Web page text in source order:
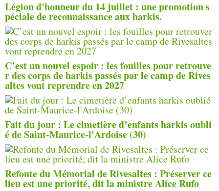
Légion d'honneur du 14 juillet : une promotion s
péciale de reconnaissance aux harkis.
C’est un nouvel espoir : les fouilles pour retrouve
r des corps de harkis passés par le camp de Rives
altes vont reprendre en 2027
Fait du jour : Le cimetière d’enfants harkis oubli
é de Saint-Maurice-l'Ardoise (30)
Refonte du Mémorial de Rivesaltes : Préserver ce
lieu est une priorité, dit la ministre Alice Rufo